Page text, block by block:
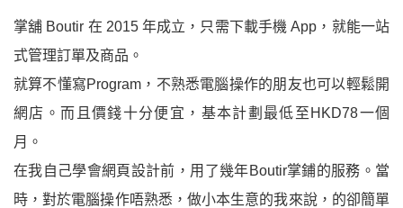
掌舖 Boutir 在 2015 年成立，只需下載手機 App，就能一站
式管理訂單及商品。
就算不懂寫Program，不熟悉電腦操作的朋友也可以輕鬆開
網店。而且價錢十分便宜，基本計劃最低至HKD78一個
月。
在我自己學會網頁設計前，用了幾年Boutir掌鋪的服務。當
時，對於電腦操作唔熟悉，做小本生意的我來說，的卻簡單